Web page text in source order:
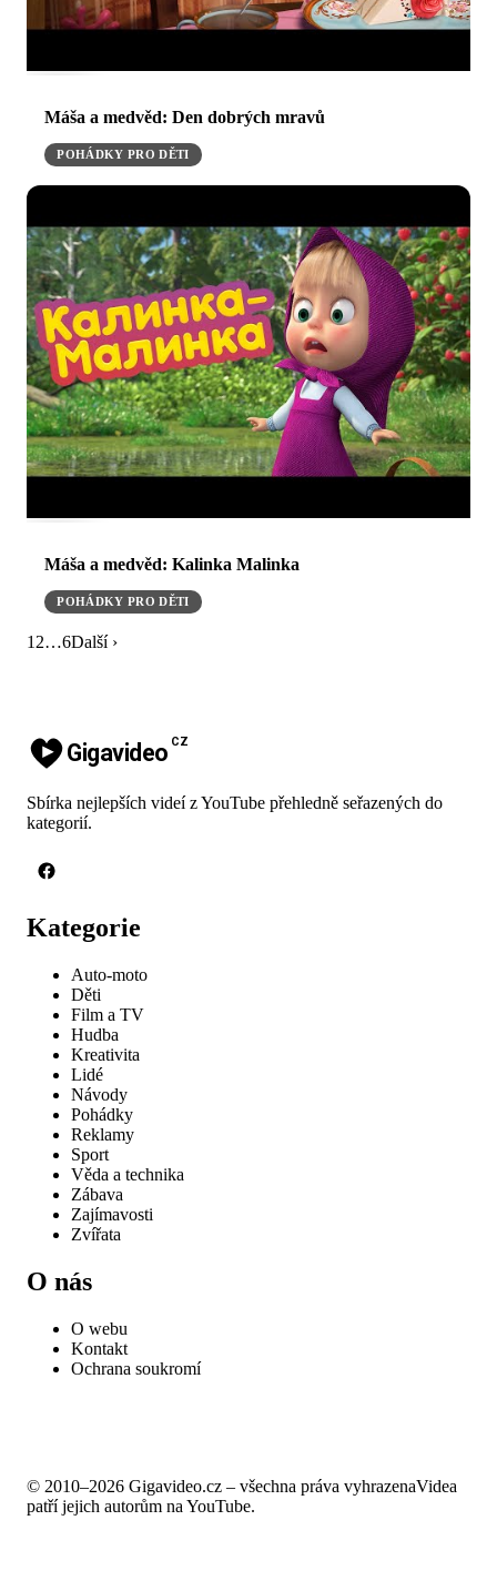
Máša a medvěd: Den dobrých mravů
POHÁDKY PRO DĚTI
Máša a medvěd: Kalinka Malinka
POHÁDKY PRO DĚTI
12…6Další ›
Gigavideo CZ
Sbírka nejlepších videí z YouTube přehledně seřazených do
kategorií.
Kategorie
Auto-moto
Děti
Film a TV
Hudba
Kreativita
Lidé
Návody
Pohádky
Reklamy
Sport
Věda a technika
Zábava
Zajímavosti
Zvířata
O nás
O webu
Kontakt
Ochrana soukromí
© 2010–2026 Gigavideo.cz – všechna práva vyhrazenaVidea
patří jejich autorům na YouTube.